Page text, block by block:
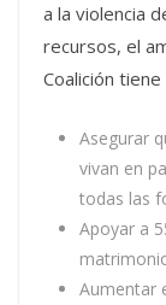
a la violencia
recursos, el
Coalición
Asegurar
vivan en
todas las
Apoyar a
Aumentar